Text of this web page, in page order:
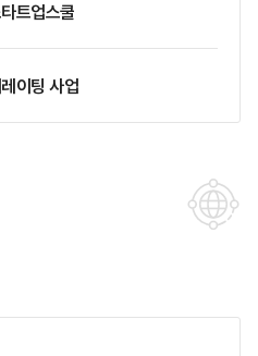
트업스쿨
이팅 사업